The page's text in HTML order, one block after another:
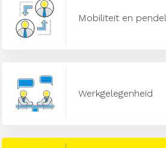
Mobiliteit en pendel
Werkgelegenheid